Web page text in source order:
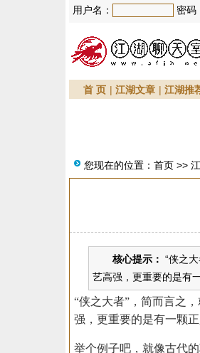
用户名： 密码
首 页 | 江湖文章 | 江湖推
您现在的位置： 首页 >>
核心提示： “侠之
艺高强，更重要的是有
“侠之大者”，简而言之
强，更重要的是有一颗
举个例子吧，就像古代